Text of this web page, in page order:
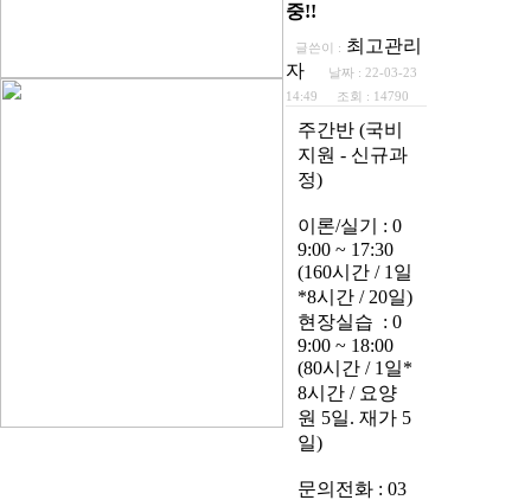
중!!
글쓴이 : 최고관리
자
날짜 : 22-03-23
14:49
조회 : 14790
주간반 (국비
지원 - 신규과
정)
이론/실기 : 0
9:00 ~ 17:30
(160시간 / 1일
*8시간 / 20일)
현장실습 : 0
9:00 ~ 18:00
(80시간 / 1일*
8시간 / 요양
원 5일. 재가 5
일)
문의전화 : 03